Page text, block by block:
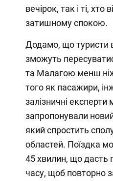
вечірок, так і ті, хто
затишному спокою.
Додамо, що туристи
зможуть
та Малагою менш
того як пасажири,
залізничні експерти
запропонували
який спростить
областей. Поїздка
45 хвилин, що дасть
часу, щоб повторно